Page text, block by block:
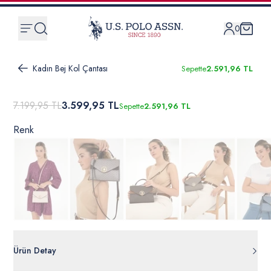
0
Kadın Bej Kol Çantası Sepette2.591,96 TL
7.199,95 TL3.599,95 TLSepette2.591,96 TL
Renk
Ürün Detay